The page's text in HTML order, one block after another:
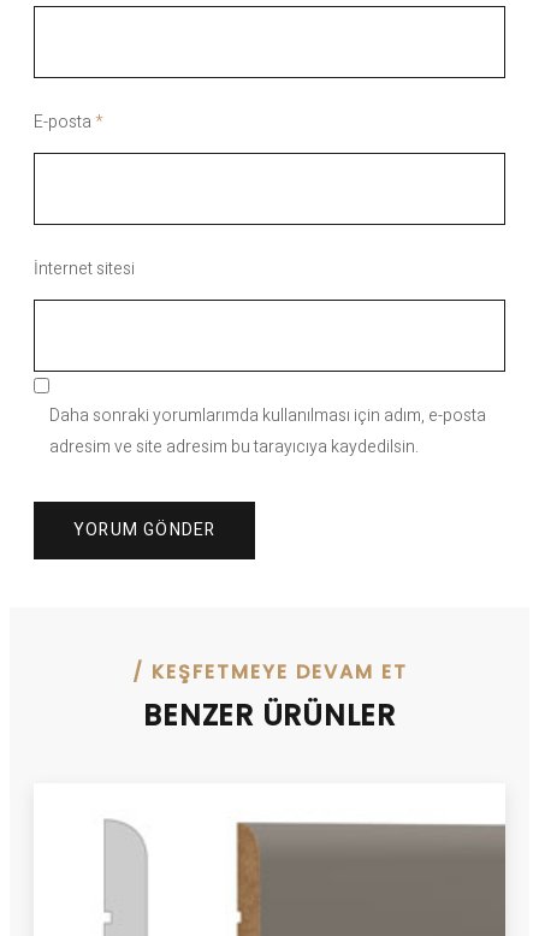
E-posta*
İnternet sitesi
Daha sonraki yorumlarımda kullanılması için adım, e-posta
adresim ve site adresim bu tarayıcıya kaydedilsin.
/ KEŞFETMEYE DEVAM ET
BENZER ÜRÜNLER